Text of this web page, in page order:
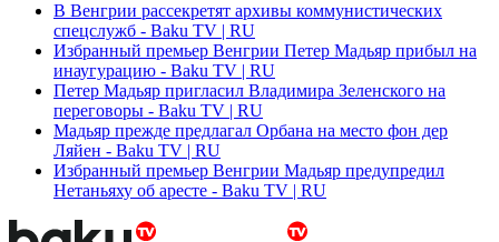
В Венгрии рассекретят архивы коммунистических
спецслужб - Baku TV | RU
Избранный премьер Венгрии Петер Мадьяр прибыл на
инаугурацию - Baku TV | RU
Петер Мадьяр пригласил Владимира Зеленского на
переговоры - Baku TV | RU
Мадьяр прежде предлагал Орбана на место фон дер
Ляйен - Baku TV | RU
Избранный премьер Венгрии Мадьяр предупредил
Нетаньяху об аресте - Baku TV | RU